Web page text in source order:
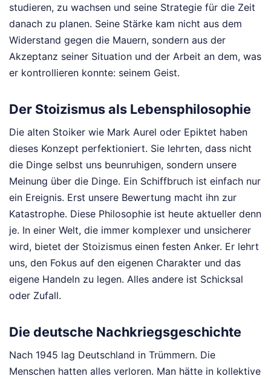
studieren, zu wachsen und seine Strategie für die Zeit
danach zu planen. Seine Stärke kam nicht aus dem
Widerstand gegen die Mauern, sondern aus der
Akzeptanz seiner Situation und der Arbeit an dem, was
er kontrollieren konnte: seinem Geist.
Der Stoizismus als Lebensphilosophie
Die alten Stoiker wie Mark Aurel oder Epiktet haben
dieses Konzept perfektioniert. Sie lehrten, dass nicht
die Dinge selbst uns beunruhigen, sondern unsere
Meinung über die Dinge. Ein Schiffbruch ist einfach nur
ein Ereignis. Erst unsere Bewertung macht ihn zur
Katastrophe. Diese Philosophie ist heute aktueller denn
je. In einer Welt, die immer komplexer und unsicherer
wird, bietet der Stoizismus einen festen Anker. Er lehrt
uns, den Fokus auf den eigenen Charakter und das
eigene Handeln zu legen. Alles andere ist Schicksal
oder Zufall.
Die deutsche Nachkriegsgeschichte
Nach 1945 lag Deutschland in Trümmern. Die
Menschen hatten alles verloren. Man hätte in kollektive